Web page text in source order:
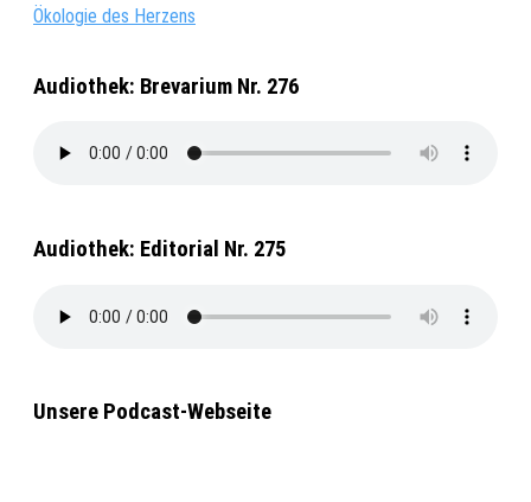
Ökologie des Herzens
Audiothek: Brevarium Nr. 276
Audiothek: Editorial Nr. 275
Unsere Podcast-Webseite